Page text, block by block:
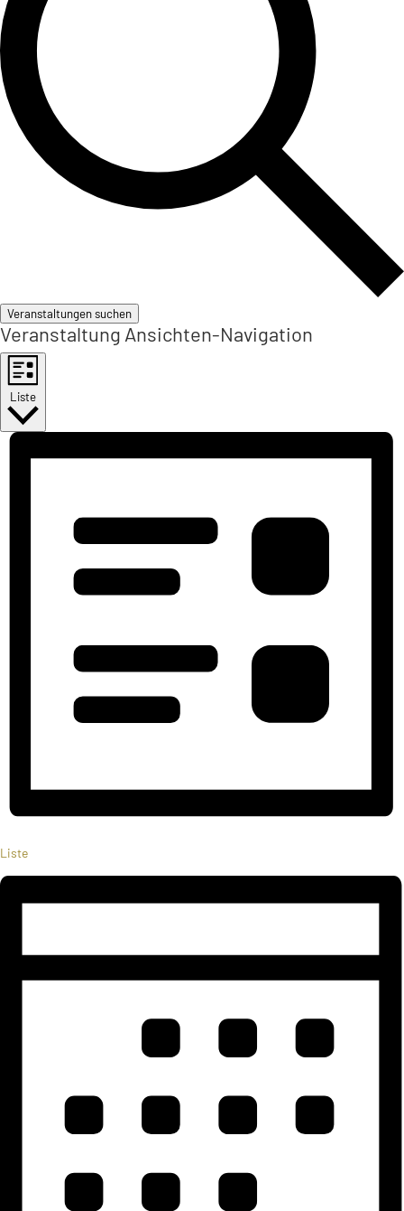
Veranstaltungen suchen
Veranstaltung Ansichten-Navigation
Liste
Liste